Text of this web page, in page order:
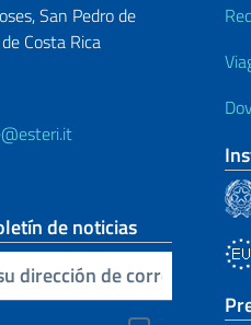
San Pedro de
Costa Rica
de noticias